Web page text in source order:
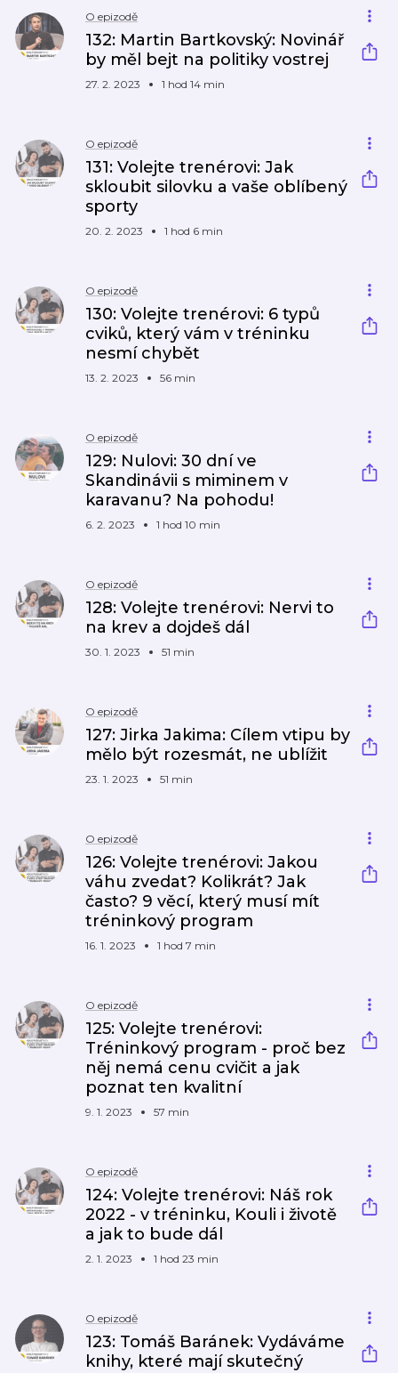
O epizodě
132: Martin Bartkovský: Novinář
by měl bejt na politiky vostrej
27. 2. 2023 1 hod 14 min
O epizodě
131: Volejte trenérovi: Jak
skloubit silovku a vaše oblíbený
sporty
20. 2. 2023 1 hod 6 min
O epizodě
130: Volejte trenérovi: 6 typů
cviků, který vám v tréninku
nesmí chybět
13. 2. 2023 56 min
O epizodě
129: Nulovi: 30 dní ve
Skandinávii s miminem v
karavanu? Na pohodu!
6. 2. 2023 1 hod 10 min
O epizodě
128: Volejte trenérovi: Nervi to
na krev a dojdeš dál
30. 1. 2023 51 min
O epizodě
127: Jirka Jakima: Cílem vtipu by
mělo být rozesmát, ne ublížit
23. 1. 2023 51 min
O epizodě
126: Volejte trenérovi: Jakou
váhu zvedat? Kolikrát? Jak
často? 9 věcí, který musí mít
tréninkový program
16. 1. 2023 1 hod 7 min
O epizodě
125: Volejte trenérovi:
Tréninkový program - proč bez
něj nemá cenu cvičit a jak
poznat ten kvalitní
9. 1. 2023 57 min
O epizodě
124: Volejte trenérovi: Náš rok
2022 - v tréninku, Kouli i životě
a jak to bude dál
2. 1. 2023 1 hod 23 min
O epizodě
123: Tomáš Baránek: Vydáváme
knihy, které mají skutečný